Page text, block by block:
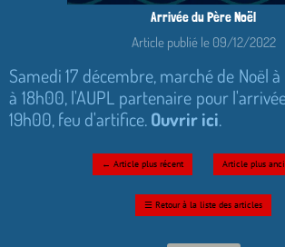
Arrivée du Père Noël
Article publié le 09/12/2022
Samedi 17 décembre, marché de Noël
à 18h00, l'AUPL partenaire pour
19h00, feu d'artifice.Ouvrir ici.
← Article plus récent Article plus
☰ Retour à la liste des articles